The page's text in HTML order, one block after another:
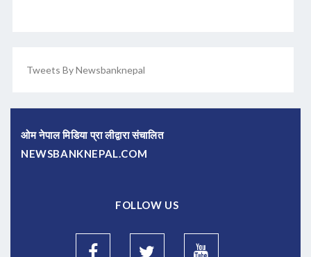
Tweets By Newsbanknepal
ओम नेपाल मिडिया प्रा लीद्वारा संचालित
NEWSBANKNEPAL.COM
FOLLOW US